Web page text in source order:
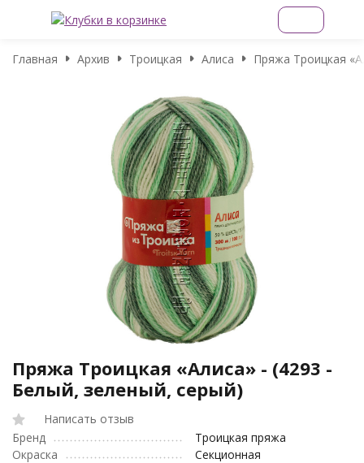
Главная Архив Троицкая Алиса Пряжа Троицкая
Пряжа Троицкая «Алиса» - (4293 -
Белый, зеленый, серый)
Написать отзыв
Бренд
Троицкая пряжа
Окраска
Секционная